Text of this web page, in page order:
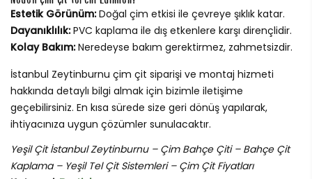
Estetik Görünüm:Doğal çim etkisi ile çevreye şıklık katar.
Dayanıklılık:PVC kaplama ile dış etkenlere karşı dirençlidir.
Kolay Bakım:Neredeyse bakım gerektirmez, zahmetsizdir.
İstanbul Zeytinburnu çim çit siparişi ve montaj hizmeti
hakkında detaylı bilgi almak için bizimle iletişime
geçebilirsiniz. En kısa sürede size geri dönüş yapılarak,
ihtiyacınıza uygun çözümler sunulacaktır.
Yeşil Çit İstanbul Zeytinburnu – Çim Bahçe Çiti – Bahçe Çit
Kaplama – Yeşil Tel Çit Sistemleri – Çim Çit Fiyatları